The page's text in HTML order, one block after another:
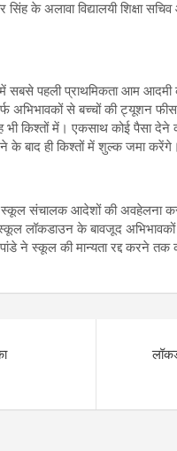
अलावा विद्यालयी शिक्षा सचिव
में सबसे पहली प्राथमिकता आम
अभिभावकों से बच्चों की ट्यूशन
किश्तों में। एकसाथ कोई पैसा देने
बाद ही किश्तों में शुल्क जमा करेंगे।
स्कूल संचालक आदेशों की अवहेलना
लॉकडाउन के बावजूद
ने स्कूल की मान्यता रद्द करने तक